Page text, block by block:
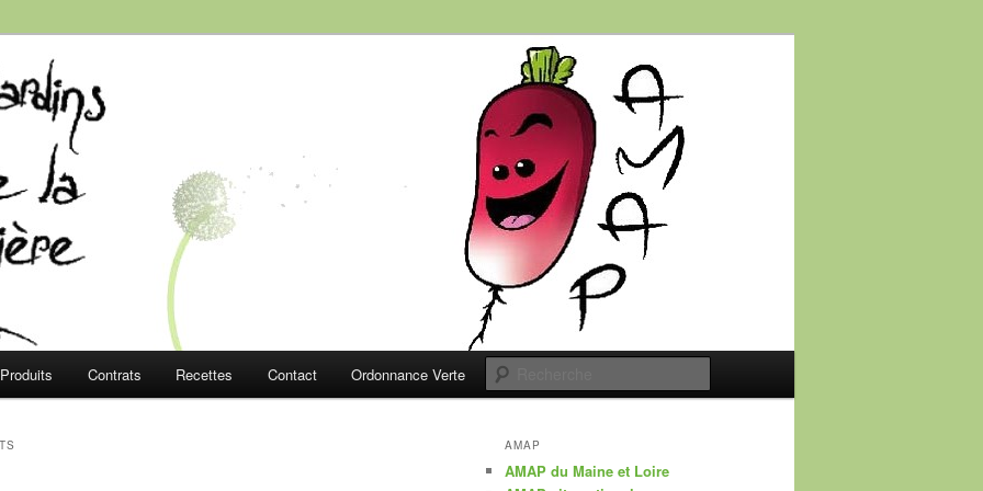
la Roussière
Produits Contrats Recettes Contact Ordonnance Verte
AMAP
AMAP du Maine et Loire